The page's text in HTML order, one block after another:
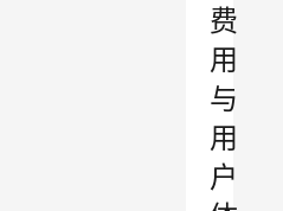
费
用
与
用
户